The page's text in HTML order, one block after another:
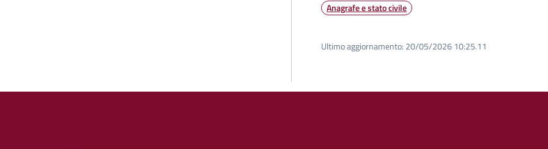
Anagrafe e stato civile
Ultimo aggiornamento: 20/05/2026 10:25.11